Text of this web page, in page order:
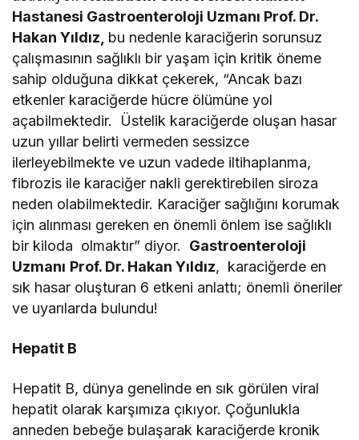
Hastanesi Gastroenteroloji Uzmanı Prof. Dr.
Hakan Yıldız, bu nedenle karaciğerin sorunsuz
çalışmasının sağlıklı bir yaşam için kritik öneme
sahip olduğuna dikkat çekerek, “Ancak bazı
etkenler karaciğerde hücre ölümüne yol
açabilmektedir. Üstelik karaciğerde oluşan hasar
uzun yıllar belirti vermeden sessizce
ilerleyebilmekte ve uzun vadede iltihaplanma,
fibrozis ile karaciğer nakli gerektirebilen siroza
neden olabilmektedir. Karaciğer sağlığını korumak
için alınması gereken en önemli önlem ise sağlıklı
bir kiloda olmaktır” diyor. Gastroenteroloji
Uzmanı Prof. Dr. Hakan Yıldız, karaciğerde en
sık hasar oluşturan 6 etkeni anlattı; önemli öneriler
ve uyarılarda bulundu!
Hepatit B
Hepatit B, dünya genelinde en sık görülen viral
hepatit olarak karşımıza çıkıyor. Çoğunlukla
anneden bebeğe bulaşarak karaciğerde kronik